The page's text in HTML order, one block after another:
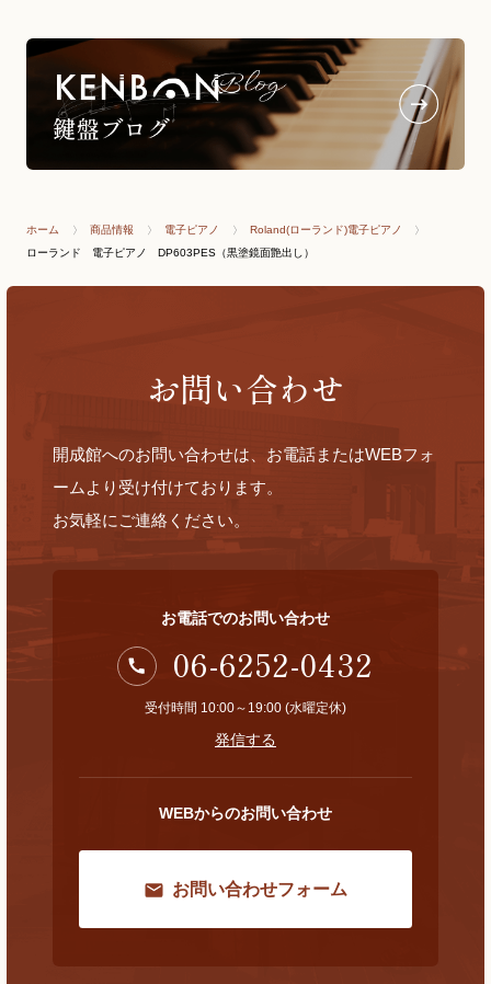
ホーム 商品情報 電子ピアノ
Roland(ローランド)電子ピアノ
ローランド 電子ピアノ DP603PES（黒塗鏡面艶出し）
お問い合わせ
開成館へのお問い合わせは、お電話またはWEBフォ
ームより受け付けております。
お気軽にご連絡ください。
お電話でのお問い合わせ
06-6252-0432
受付時間 10:00～19:00 (水曜定休)
発信する
WEBからのお問い合わせ
お問い合わせフォーム